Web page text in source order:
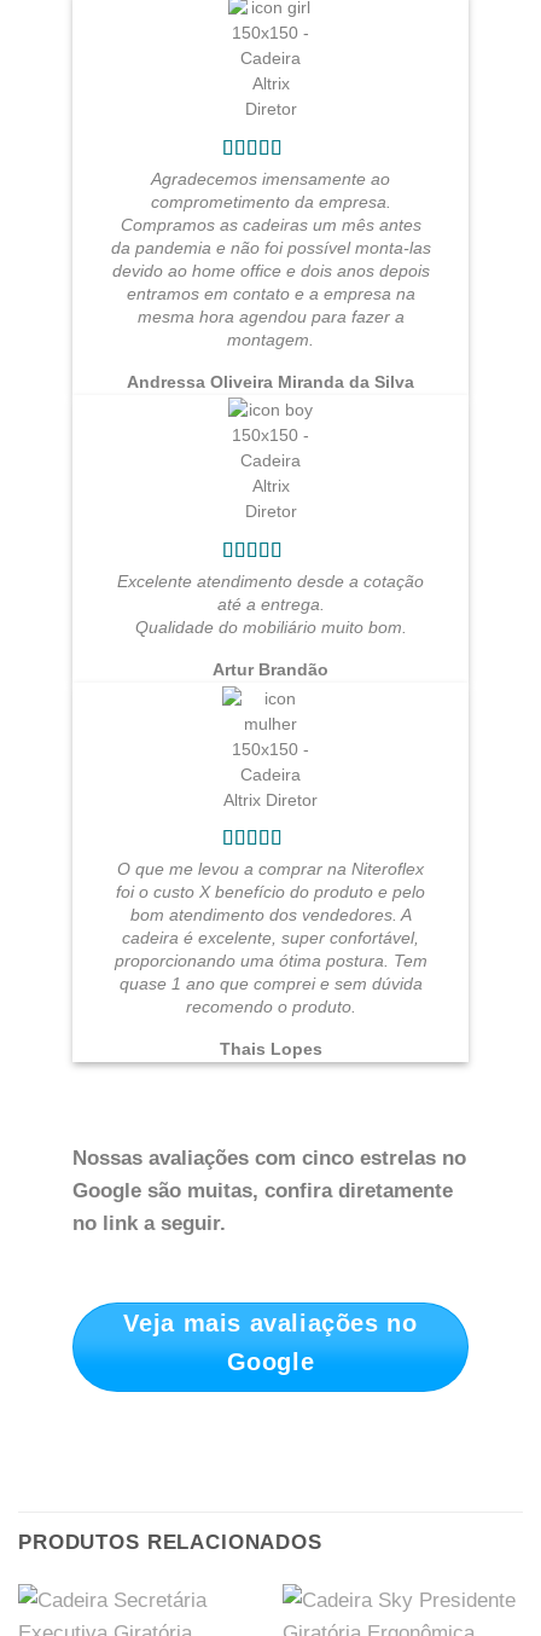
Agradecemos imensamente ao
comprometimento da empresa.
Compramos as cadeiras um mês antes
da pandemia e não foi possível monta-las
devido ao home office e dois anos depois
entramos em contato e a empresa na
mesma hora agendou para fazer a
montagem.
Andressa Oliveira Miranda da Silva
Excelente atendimento desde a cotação
até a entrega.
Qualidade do mobiliário muito bom.
Artur Brandão
O que me levou a comprar na Niteroflex
foi o custo X benefício do produto e pelo
bom atendimento dos vendedores. A
cadeira é excelente, super confortável,
proporcionando uma ótima postura. Tem
quase 1 ano que comprei e sem dúvida
recomendo o produto.
Thais Lopes
Nossas avaliações com cinco estrelas no
Google são muitas, confira diretamente
no link a seguir.
Veja mais avaliações no
Google
PRODUTOS RELACIONADOS